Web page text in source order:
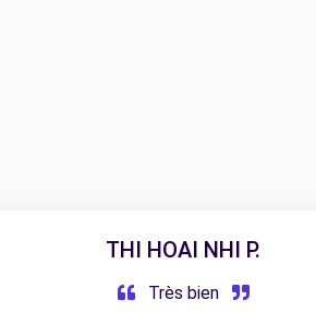
THI HOAI NHI P.
Très bien